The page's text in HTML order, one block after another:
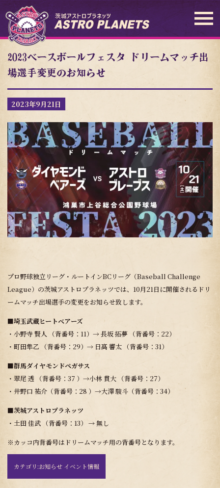
2023ベースボールフェスタ ドリームマッチ出
場選手変更のお知らせ
2023年9月21日
プロ野球独立リーグ・ルートインBCリーグ（Baseball Challenge
League）の茨城アストロプラネッツでは、10月21日に開催されるドリ
ームマッチ出場選手の変更をお知らせ致します。
■埼玉武蔵ヒートベアーズ
・小野寺 賢人 （背番号：11）→ 長坂 拓夢 （背番号：22）
・町田隼乙 （背番号：29）→ 日髙 響太 （背番号：31）
■群馬ダイヤモンドペガサス
・翠尾 透 （背番号：37 ）→小林 貫大 （背番号：27）
・井野口 祐介（背番号：28 ）→大澤 駿斗（背番号：34）
■茨城アストロプラネッツ
・土田 佳武 （背番号：13） → 無し
※カッコ内背番号はドリームマッチ用の背番号となります。
カテゴリ:お知らせ イベント情報